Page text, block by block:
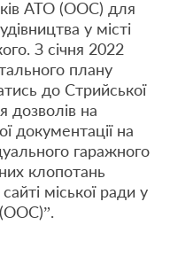
АТО (ООС) для
у місті
З січня 2022
плану
до Стрийської
дозволів на
документації на
гаражного
клопотань
міської ради у